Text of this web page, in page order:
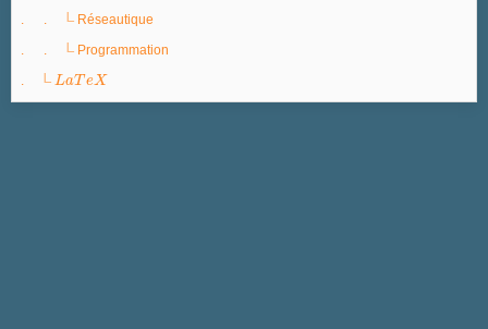
. .
Réseautique
. .
Programmation
.
LaT eX
LaTeX